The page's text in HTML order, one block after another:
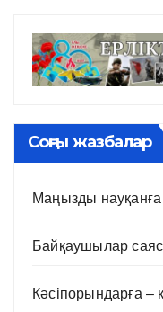
Соңғы жазбалар
Маңызды науқанға
Байқаушылар
Кәсіпорындарға –